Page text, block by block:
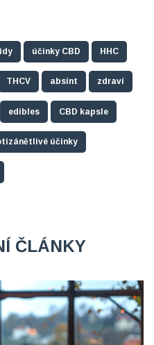
účinky CBD HHC
THCV absint zdraví
edibles CBD kapsle
účinky
ČLÁNKY